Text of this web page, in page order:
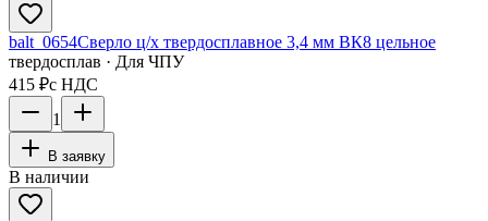
balt_0654Сверло ц/х твердосплавное 3,4 мм ВК8 цельное
твердосплав · Для ЧПУ
415 ₽с НДС
1
В заявку
В наличии